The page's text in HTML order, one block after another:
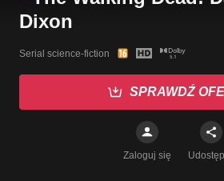
Serial science-fiction
SPRAWDŹ
Zaloguj się